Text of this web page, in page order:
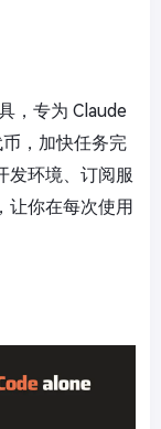
，专为 Claude
，加快任务完
发环境、订阅服
让你在每次使用